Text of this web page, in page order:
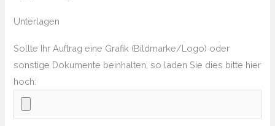
Unterlagen
Sollte Ihr Auftrag eine Grafik (Bildmarke/Logo) oder
sonstige Dokumente beinhalten, so laden Sie dies bitte hier
hoch: